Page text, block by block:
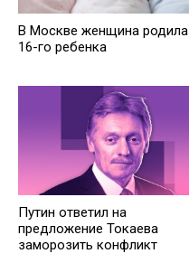
В Москве женщина родила
16-го ребенка
Путин ответил на
предложение Токаева
заморозить конфликт